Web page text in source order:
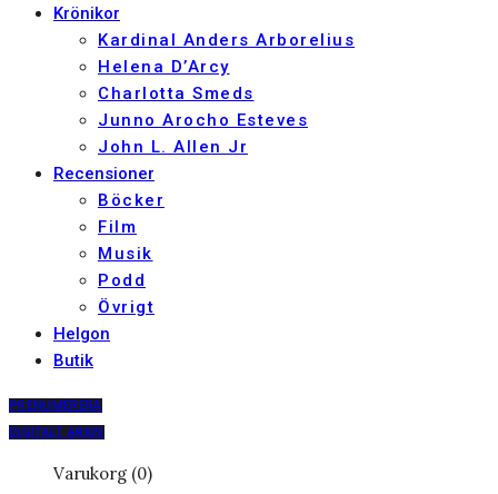
Krönikor
Kardinal Anders Arborelius
Helena D’Arcy
Charlotta Smeds
Junno Arocho Esteves
John L. Allen Jr
Recensioner
Böcker
Film
Musik
Podd
Övrigt
Helgon
Butik
PRENUMERERA
DIGITALT ARKIV
Varukorg (0)